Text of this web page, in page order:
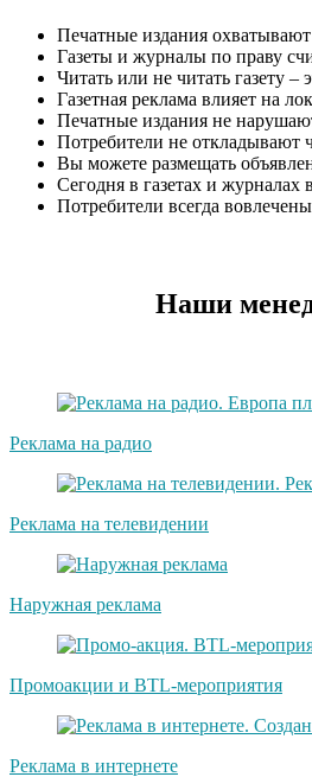
Печатные издания
Газеты и журналы по праву
Читать или не читать газету
Газетная реклама влияет на
Печатные издания не
Потребители не откладывают
Вы можете размещать
Сегодня в газетах и
Потребители всегда
Наши
Реклама на радио
Реклама на телевидении
Наружная реклама
Промоакции и BTL-мероприятия
Реклама в интернете